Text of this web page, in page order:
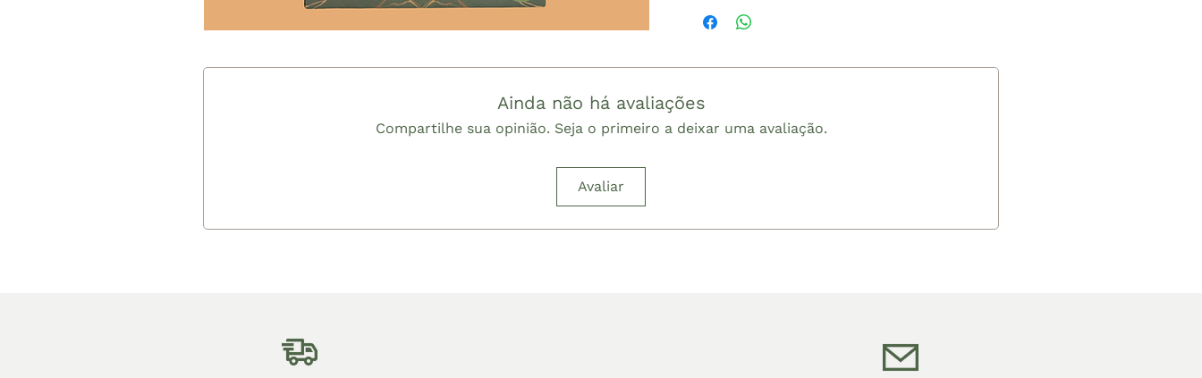
Comprimento 30cm
amamos tanto, sofrem alterações em
Isso quer dizer, que elas podem parecer
um pouquinho diferente pessoalmente:
Ainda não há avaliações
Compartilhe sua opinião. Seja o primeiro a deixar uma avaliação.
Avaliar